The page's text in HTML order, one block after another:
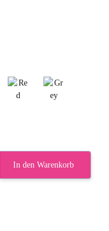
In den Warenkorb